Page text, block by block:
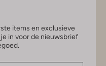
items en exclusieve
in voor de nieuwsbrief